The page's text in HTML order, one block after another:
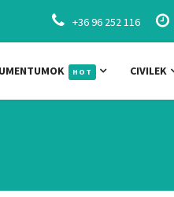
+36 96 252 116
HOT CIVILEK